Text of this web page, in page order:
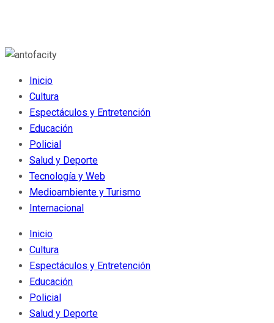
Inicio
Cultura
Espectáculos y Entretención
Educación
Policial
Salud y Deporte
Tecnología y Web
Medioambiente y Turismo
Internacional
Inicio
Cultura
Espectáculos y Entretención
Educación
Policial
Salud y Deporte